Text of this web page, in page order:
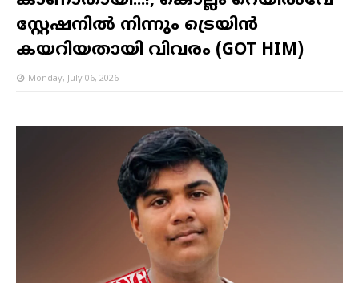
സ്റ്റേഷനിൽ നിന്നും ട്രെയിൻ
കയറിയതായി വിവരം (GOT HIM)
Monday, July 06, 2026